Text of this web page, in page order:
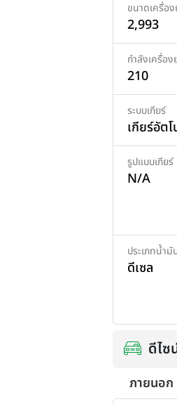
ขนาดเครื่อ
2,993
กำลังเครื่อ
210
ระบบเกียร์
เกียร์อัต
รูปแบบเกียร์
N/A
ประเภทน้ำมั
ดีเซล
ดีไซ
ภายนอก